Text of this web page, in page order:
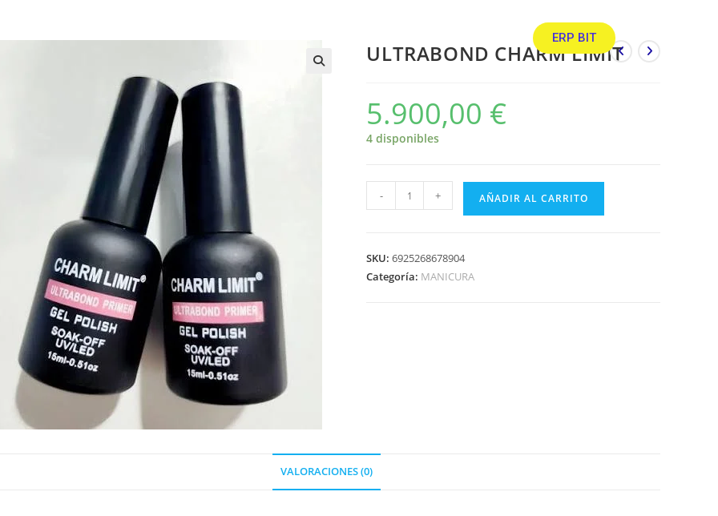
ERP BIT
ULTRABOND CHARM LIMIT
5.900,00 €
4 disponibles
- + AÑADIR AL CARRITO
SKU:6925268678904
Categoría: MANICURA
VALORACIONES (0)